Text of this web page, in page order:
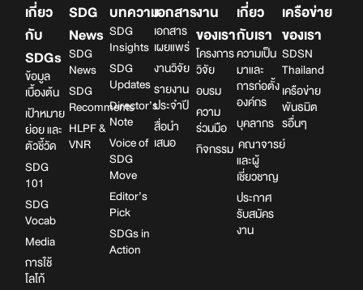
เกี่ยว
กับ
SDGs
ข้อมูล
เบื้องต้น
เป้าหมาย
ย่อย และ
ตัวชี้วัด
SDG
101
SDG
Vocab
Media
การใช้
โลโก้
SDG
News
SDG
News
SDG
Recomments
HLPF &
VNR
บทความ
SDG
Insights
SDG
Updates
Director’s
Note
Voice of
SDG
Move
Editor’s
Pick
SDGs in
Action
เอกสาร
เอกสาร
เผยแพร่
งานวิจัย
รายงาน
ประจำปี
สื่อนำ
เสนอ
งาน
ของเรา
โครงการ
วิจัย
อบรม
ความ
ร่วมมือ
กิจกรรม
เกี่ยว
กับเรา
ความเป็น
มาและ
การก่อตั้ง
องค์กร
บุคลากร
คณาจารย์
และผู้
เชี่ยวชาญ
ประกาศ
รับสมัคร
งาน
เครือข่าย
ของเรา
SDSN
Thailand
เครือข่าย
พันธมิต
รอื่นๆ